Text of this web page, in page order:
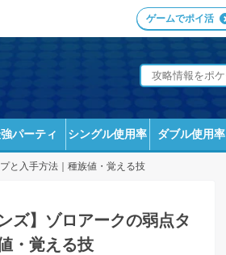
ゲームでポイ活
パーティ シングル使用率 ダブル使用率
と入手方法｜種族値・覚える技
ズ】ゾロアークの弱点タ
・覚える技